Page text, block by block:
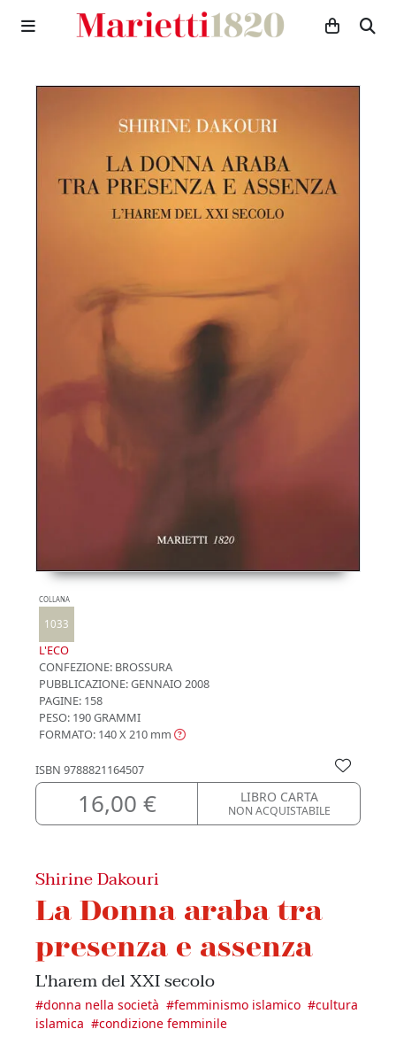
COLLANA
1033
L'ECO
CONFEZIONE: BROSSURA
PUBBLICAZIONE:GENNAIO 2008
PAGINE: 158
PESO: 190 GRAMMI
FORMATO: 140 X 210 mm
ISBN 9788821164507
16,00 € LIBRO CARTA
NON ACQUISTABILE
Shirine Dakouri
La Donna araba tra
presenza e assenza
L'harem del XXI secolo
#donna nella società #femminismo islamico #cultura
islamica #condizione femminile